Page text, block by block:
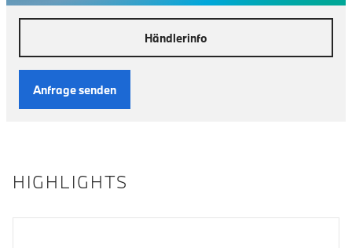
Händlerinfo
Anfrage senden
HIGHLIGHTS